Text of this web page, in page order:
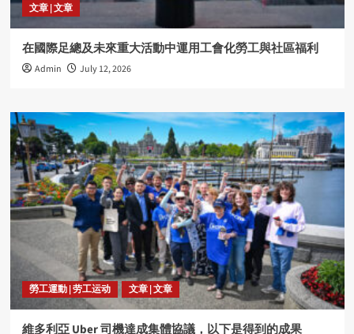
文章 | 文章
在國際足總及未來重大活動中運用工會化勞工與社區福利
Admin July 12, 2026
勞工運動 | 劳工运动 文章 | 文章
維多利亞 Uber 司機達成集體協議，以下是得到的成果